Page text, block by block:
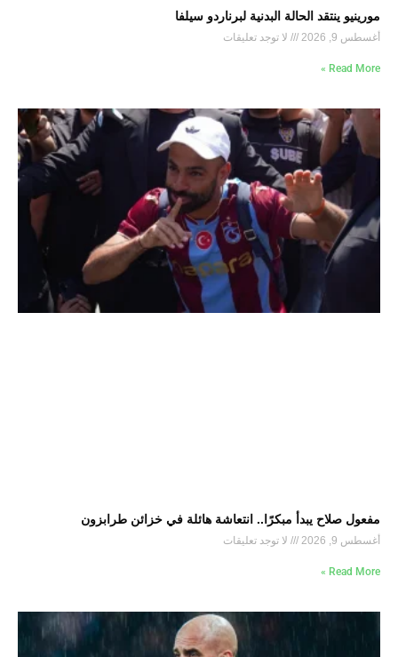
مورينيو ينتقد الحالة البدنية لبرناردو سيلفا
أغسطس 9, 2026 لا توجد تعليقات
Read More »
مفعول صلاح يبدأ مبكرًا.. انتعاشة هائلة في خزائن طرابزون
أغسطس 9, 2026 لا توجد تعليقات
Read More »